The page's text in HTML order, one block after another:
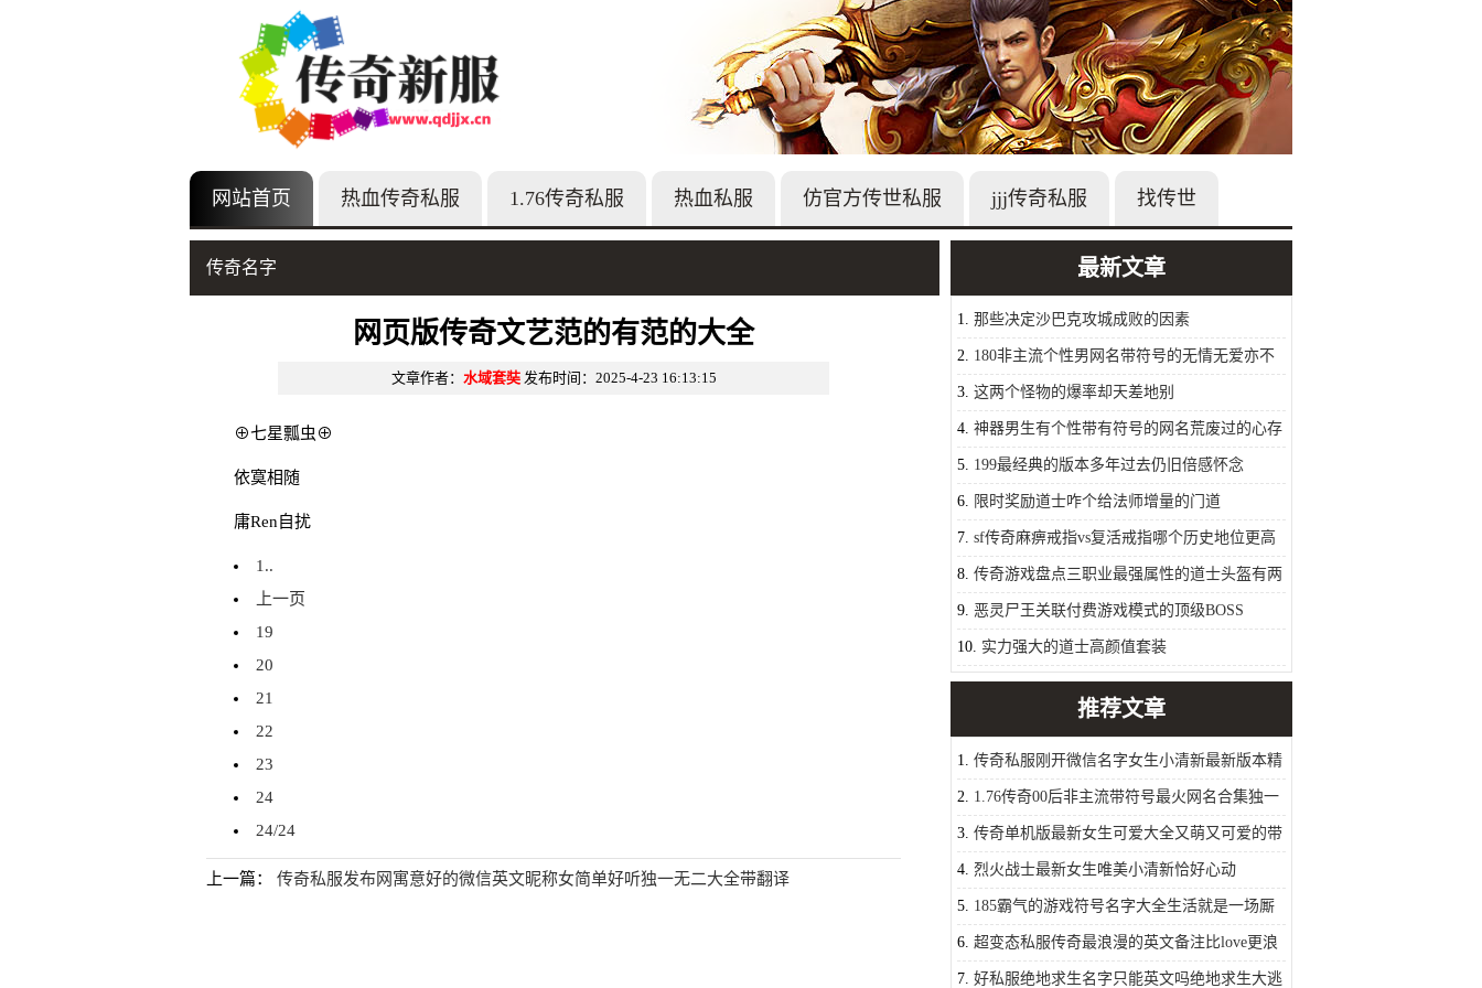
网站首页 热血传奇私服 1.76传奇私服 热血私服 仿官方传世私服 jjj传奇私服 找传世
传奇名字
网页版传奇文艺范的有范的大全
文章作者： 水域套奘 发布时间：2025-4-23 16:13:15
⊕七星瓢虫⊕
依寞相随
庸Ren自扰
1..
上一页
19
20
21
22
23
24
24/24
上一篇： 传奇私服发布网寓意好的微信英文昵称女简单好听独一无二大全带翻译
最新文章
1. 那些决定沙巴克攻城成败的因素
2. 180非主流个性男网名带符号的无情无爱亦不
痛不哭
3. 这两个怪物的爆率却天差地别
4. 神器男生有个性带有符号的网名荒废过的心存
有你
5. 199最经典的版本多年过去仍旧倍感怀念
6. 限时奖励道士咋个给法师增量的门道
7. sf传奇麻痹戒指vs复活戒指哪个历史地位更高
一些？
8. 传奇游戏盘点三职业最强属性的道士头盔有两
顶属性超越星王盔
9. 恶灵尸王关联付费游戏模式的顶级BOSS
10. 实力强大的道士高颜值套装
推荐文章
1. 传奇私服刚开微信名字女生小清新最新版本精
选青春的邂逅
2. 1.76传奇00后非主流带符号最火网名合集独一
无二
3. 传奇单机版最新女生可爱大全又萌又可爱的带
符号
4. 烈火战士最新女生唯美小清新恰好心动
5. 185霸气的游戏符号名字大全生活就是一场厮
杀
6. 超变态私服传奇最浪漫的英文备注比love更浪
漫的备注
7. 好私服绝地求生名字只能英文吗绝地求生大逃